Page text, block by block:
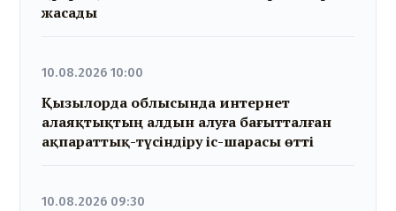
жасады
10.08.2026 10:00
Қызылорда облысында интернет
алаяқтықтың алдын алуға бағытталған
ақпараттық-түсіндіру іс-шарасы өтті
10.08.2026 09:30